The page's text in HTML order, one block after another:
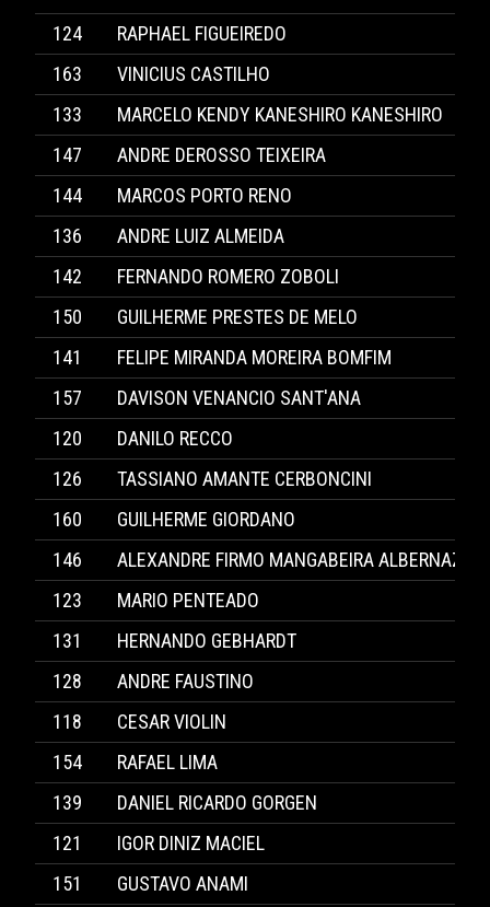
124
RAPHAEL FIGUEIREDO
163
VINICIUS CASTILHO
133
MARCELO KENDY KANESHIRO KANESHIRO
147
ANDRE DEROSSO TEIXEIRA
144
MARCOS PORTO RENO
136
ANDRE LUIZ ALMEIDA
142
FERNANDO ROMERO ZOBOLI
150
GUILHERME PRESTES DE MELO
141
FELIPE MIRANDA MOREIRA BOMFIM
157
DAVISON VENANCIO SANT'ANA
120
DANILO RECCO
126
TASSIANO AMANTE CERBONCINI
160
GUILHERME GIORDANO
146
ALEXANDRE FIRMO MANGABEIRA ALBERNAZ
123
MARIO PENTEADO
131
HERNANDO GEBHARDT
128
ANDRE FAUSTINO
118
CESAR VIOLIN
154
RAFAEL LIMA
139
DANIEL RICARDO GORGEN
121
IGOR DINIZ MACIEL
151
GUSTAVO ANAMI